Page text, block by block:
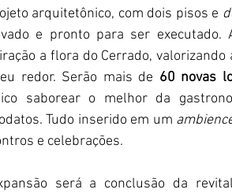
arquitetônico, com dois pisos e
e pronto para ser executado.
a flora do Cerrado,
redor. Serão mais de 60 novas
saborear o melhor da
Tudo inserido em um
e celebrações.
será a conclusão da